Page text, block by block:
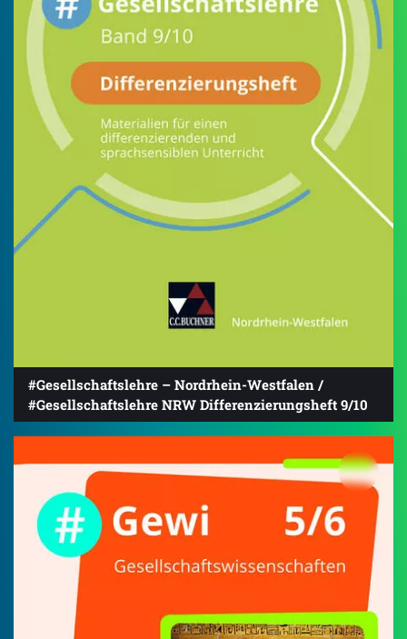
#Gesellschaftslehre – Nordrhein-Westfalen /
#Gesellschaftslehre NRW Differenzierungsheft 9/10